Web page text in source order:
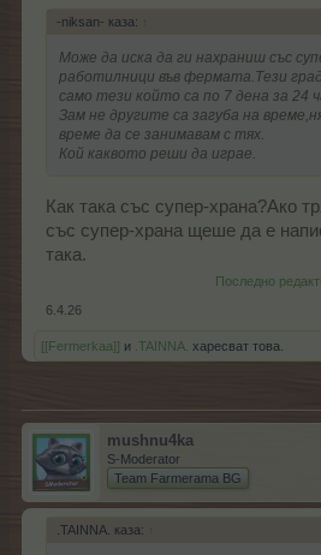
-niksan- каза: ↑
Може да иска да ги нахраниш със
работилници във фермата.Тези
само тези който са по 7 дена за 24
Зам не другите са загуба на
време да се занимавам с тях.
Кой каквото реши да играе.
Как така със супер-храна?Ако
със супер-храна щеше да е
така.
Последно
6.4.26
[[Fermerkaa]] и .TAINNA. харесват това.
mushnu4ka
S-Moderator
Team Farmerama BG
.TAINNA. каза: ↑